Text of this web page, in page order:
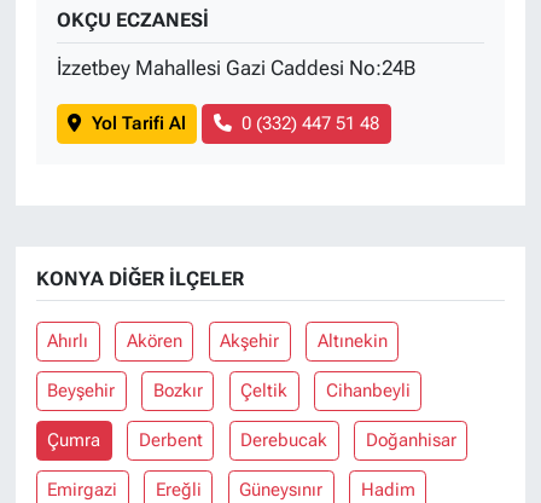
OKÇU ECZANESİ
İzzetbey Mahallesi Gazi Caddesi No:24B
Yol Tarifi Al 0 (332) 447 51 48
KONYA DIĞER İLÇELER
Ahırlı Akören Akşehir Altınekin
Beyşehir Bozkır Çeltik Cihanbeyli
Çumra Derbent Derebucak Doğanhisar
Emirgazi Ereğli Güneysınır Hadim